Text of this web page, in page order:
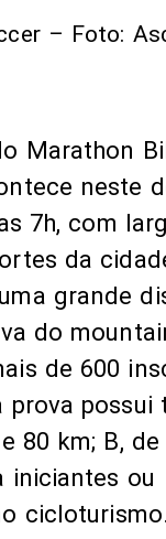
– Foto:
Marathon
neste
7h, com
da
grande
do
de 600
prova possui
80 km; B, de
iniciantes ou
cicloturismo.